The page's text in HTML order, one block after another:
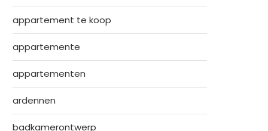
appartement te koop
appartemente
appartementen
ardennen
badkamerontwerp